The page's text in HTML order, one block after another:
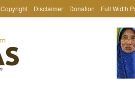
Copyright Disclaimer Donation Full Width